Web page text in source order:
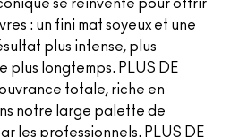
se réinvente pour offrir
: un fini mat soyeux et une
plus intense, plus
longtemps. PLUS DE
totale, riche en
notre large palette de
les professionnels. PLUS DE